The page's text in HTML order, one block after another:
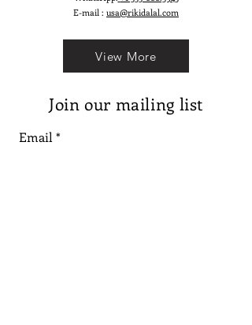
E-mail : usa@rikidalal.com
View More
Join our mailing list
Email